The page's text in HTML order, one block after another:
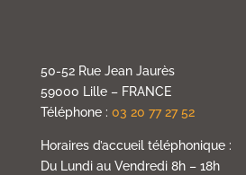
50-52 Rue Jean Jaurès
59000 Lille – FRANCE
Téléphone : 03 20 77 27 52
Horaires d’accueil téléphonique :
Du Lundi au Vendredi 8h – 18h